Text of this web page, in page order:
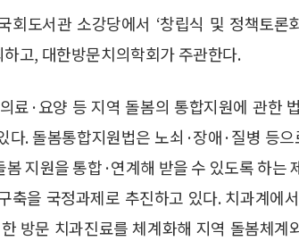
도서관 소강당에서 ‘창립식 및 정책토론
고, 대한방문치의학회가 주관한다.
료·요양 등 지역 돌봄의 통합지원에 관한
다. 돌봄통합지원법은 노쇠·장애·질병 등
지원을 통합·연계해 받을 수 있도록 하는
축을 국정과제로 추진하고 있다. 치과계에
방문 치과진료를 체계화해 지역 돌봄체계